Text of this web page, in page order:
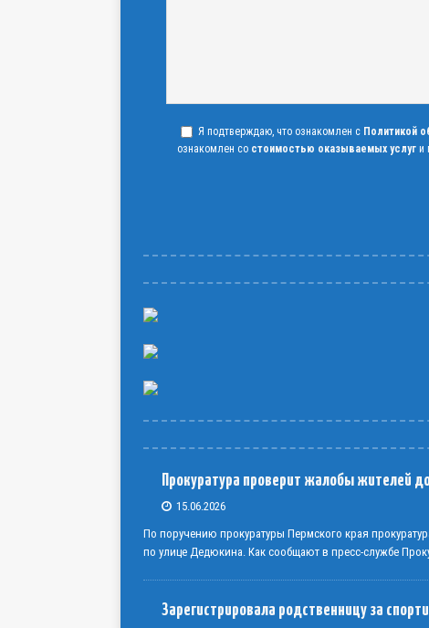
Я подтверждаю, что ознакомлен с Политикой
ознакомлен со стоимостью оказываемых услуг и
Прокуратура проверит жалобы
15.06.2026
По поручению прокуратуры Пермского края
по улице Дедюкина. Как сообщают в пресс-службе
Зарегистрировала родственницу за